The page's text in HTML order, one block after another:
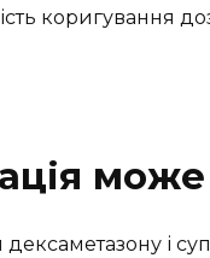
коригування
може
і